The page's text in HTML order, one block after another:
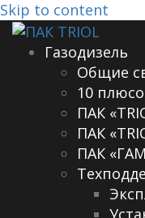
Skip to content
Газодизель
Общие
10
ПАК
ПАК
ПАК